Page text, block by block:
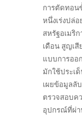
การตัดทอน
หนึ่งเร่งปล่
สหรัฐอเมริ
เดือน สูญเ
แบบการออ
มักใช้ประเ
เผยข้อมูลลั
ตรวจสอบค
อุปกรณ์ที่ผ่า